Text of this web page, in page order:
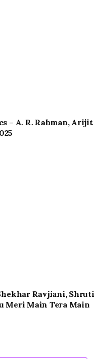
– A. R. Rahman, Arijit
Ravjiani, Shruti
Meri Main Tera Main